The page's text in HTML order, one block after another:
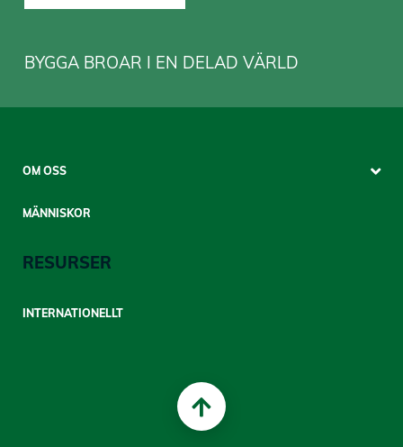
BYGGA BROAR I EN DELAD VÄRLD
Sitemap
Mobile
OM OSS
MÄNNISKOR
RESURSER
INTERNATIONELLT